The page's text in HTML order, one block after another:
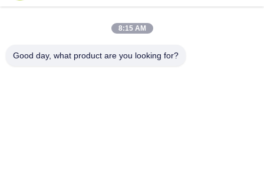
Hızlı Bağlantılar
Ürün:% S
8:15 AM
Good day, what product are you looking for?